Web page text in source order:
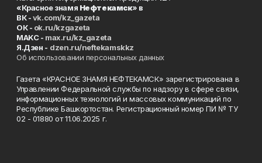
«Красное знамя Нефтекамск» в
ВК -vk.com/kz_gazeta
ОК - ok.ru/kzgazeta
MAKC - max.ru/kz_gazeta
Я.Дзен - dzen.ru/neftekamskkz
Об использовании персональных данных
Газета «КРАСНОЕ ЗНАМЯ НЕФТЕКАМСК» зарегистрирована в
Управлении Федеральной службы по надзору в сфере связи,
информационных технологий и массовых коммуникаций по
Республике Башкортостан. Регистрационный номер ПИ № ТУ
02 - 01880 от 11.06.2025 г.